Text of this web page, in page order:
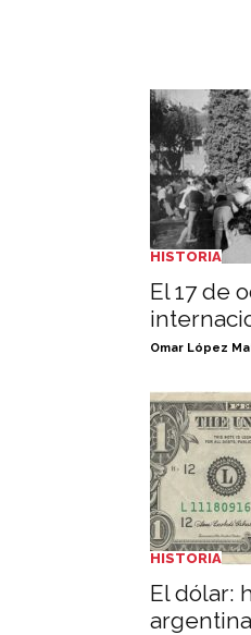
HISTORIA
El 17 de
Omar López
HISTORIA
El dólar:
argentina